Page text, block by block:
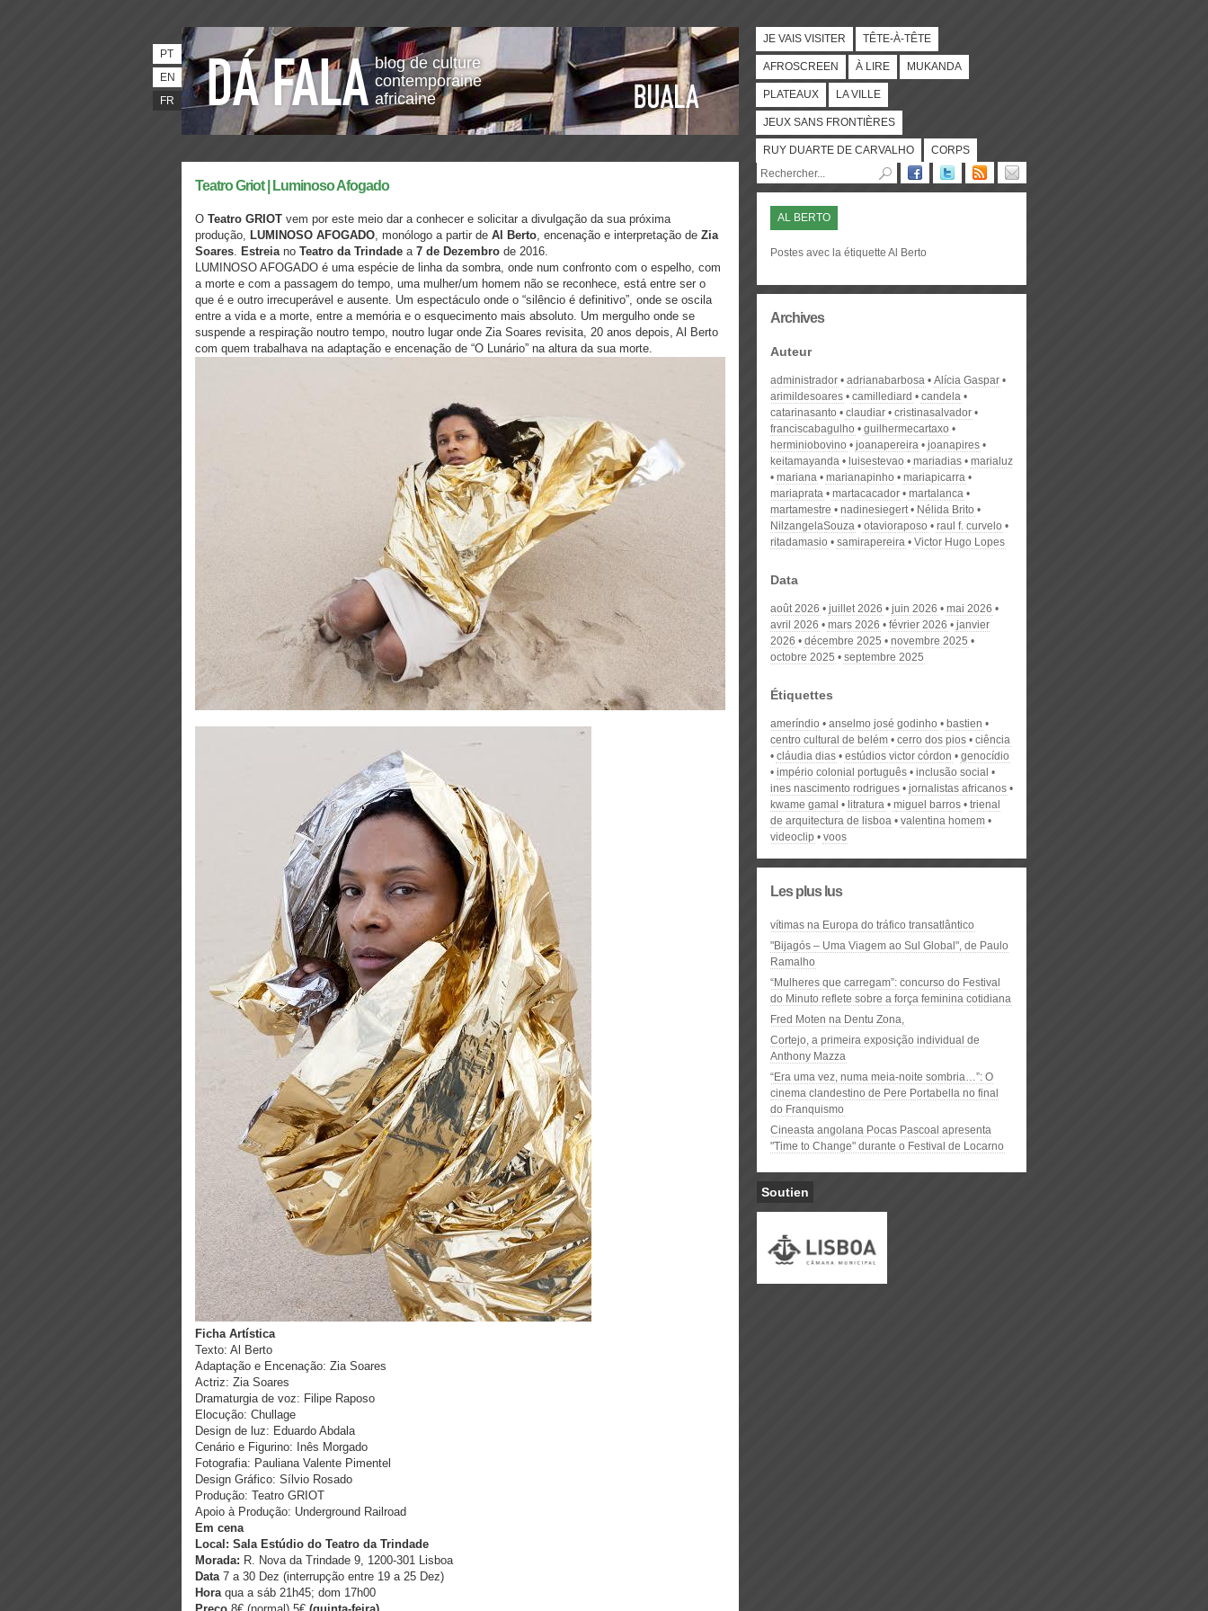
blog de culture
contemporaine
africaine
PT
EN
FR
JE VAIS VISITER TÊTE-À-TÊTE
AFROSCREEN À LIRE MUKANDA
PLATEAUX LA VILLE
JEUX SANS FRONTIÈRES
RUY DUARTE DE CARVALHO CORPS
Teatro Griot | Luminoso Afogado
O Teatro GRIOT vem por este meio dar a conhecer e solicitar a divulgação da sua próxima
produção, LUMINOSO AFOGADO, monólogo a partir de Al Berto, encenação e interpretação de Zia
Soares. Estreiano Teatro da Trindade a 7 de Dezembro de 2016.
LUMINOSO AFOGADO é uma espécie de linha da sombra, onde num confronto com o espelho, com
a morte e com a passagem do tempo, uma mulher/um homem não se reconhece, está entre ser o
que é e outro irrecuperável e ausente. Um espectáculo onde o “silêncio é definitivo”, onde se oscila
entre a vida e a morte, entre a memória e o esquecimento mais absoluto. Um mergulho onde se
suspende a respiração noutro tempo, noutro lugar onde Zia Soares revisita, 20 anos depois, Al Berto
com quem trabalhava na adaptação e encenação de “O Lunário” na altura da sua morte.
Ficha Artística
Texto: Al Berto
Adaptação e Encenação: Zia Soares
Actriz: Zia Soares
Dramaturgia de voz: Filipe Raposo
Elocução: Chullage
Design de luz: Eduardo Abdala
Cenário e Figurino: Inês Morgado
Fotografia: Pauliana Valente Pimentel
Design Gráfico: Sílvio Rosado
Produção: Teatro GRIOT
Apoio à Produção: Underground Railroad
Em cen​a
Local: Sala Estúdio do Teatro da Trindade
Morada: ​ R. Nova da Trindade 9, 1200-301 Lisboa
Data 7 a 30 Dez (interrupção entre 19 a 25 Dez)
Hora qua a sáb 21h45; dom 17h00
AL BERTO
Postes avec la étiquette Al Berto
Archives
Auteur
administrador adrianabarbosa
Alícia Gaspar
arimildesoares
camillediard
candela
catarinasanto
claudiar
cristinasalvador
franciscabagulho
guilhermecartaxo
herminiobovino
joanapereira
joanapires
keitamayanda
luisestevao mariadias
marialuz
mariana
marianapinho
mariapicarra
mariaprata
martacacador
martalanca
martamestre
nadinesiegert
Nélida Brito
NilzangelaSouza
otavioraposo
raul f. curvelo
ritadamasio
samirapereira Victor Hugo Lopes
Data
août 2026 juillet 2026 juin 2026
mai 2026
avril 2026
mars 2026 février 2026
janvier
2026
décembre 2025
novembre 2025
octobre 2025
septembre 2025
Étiquettes
ameríndio anselmo josé godinho
bastien
centro cultural de belém
cerro dos pios
ciência
cláudia dias
estúdios victor córdon
genocídio
império colonial português
inclusão social
ines nascimento rodrigues
jornalistas africanos
kwame gamal
litratura miguel barros
trienal
de arquitectura de lisboa
valentina homem
videoclip
voos
Les plus lus
vítimas na Europa do tráfico transatlântico
"Bijagós – Uma Viagem ao Sul Global", de Paulo
Ramalho
“Mulheres que carregam”: concurso do Festival
do Minuto reflete sobre a força feminina cotidiana
Fred Moten na Dentu Zona,
Cortejo, a primeira exposição individual de
Anthony Mazza
“Era uma vez, numa meia-noite sombria…”: O
cinema clandestino de Pere Portabella no final
do Franquismo
Cineasta angolana Pocas Pascoal apresenta
"Time to Change" durante o Festival de Locarno
Soutien